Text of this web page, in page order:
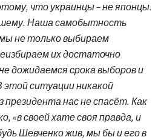
что украинцы – не японцы.
Наша самобытность
не только выбираем
их достаточно
дожидаемся срока выборов и
ситуации никакой
нас не спасёт. Как
«в своей хате своя правда, и
Шевченко жив, мы бы и его в